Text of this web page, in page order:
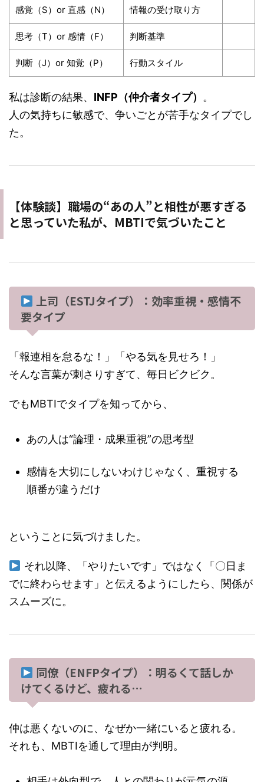
感覚（S）or 直感（N） 情報の受け取り方
思考（T）or 感情（F） 判断基準
判断（J）or 知覚（P） 行動スタイル
私は診断の結果、 INFP（仲介者タイプ） 。
人の気持ちに敏感で、争いごとが苦手なタイプでし
た。
【体験談】職場の“あの人”と相性が悪すぎる
と思っていた私が、MBTIで気づいたこと
上司（ESTJタイプ）：効率重視・感情不
要タイプ
「報連相を怠るな！」「やる気を見せろ！」
そんな言葉が刺さりすぎて、毎日ビクビク。
でもMBTIでタイプを知ってから、
あの人は“論理・成果重視”の思考型
感情を大切にしないわけじゃなく、重視する
順番が違うだけ
ということに気づけました。
それ以降、「やりたいです」ではなく「〇日ま
でに終わらせます」と伝えるようにしたら、関係が
スムーズに。
同僚（ENFPタイプ）：明るくて話しか
けてくるけど、疲れる…
仲は悪くないのに、なぜか一緒にいると疲れる。
それも、MBTIを通して理由が判明。